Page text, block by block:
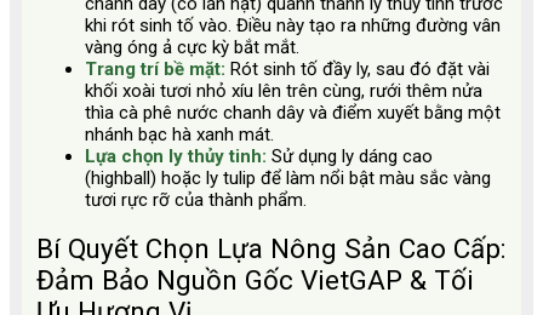
khi rót sinh tố vào. Điều này tạo ra những đường vân
vàng óng ả cực kỳ bắt mắt.
Trang trí bề mặt: Rót sinh tố đầy ly, sau đó đặt vài
khối xoài tươi nhỏ xíu lên trên cùng, rưới thêm nửa
thìa cà phê nước chanh dây và điểm xuyết bằng một
nhánh bạc hà xanh mát.
Lựa chọn ly thủy tinh: Sử dụng ly dáng cao
(highball) hoặc ly tulip để làm nổi bật màu sắc vàng
tươi rực rỡ của thành phẩm.
Bí Quyết Chọn Lựa Nông Sản Cao Cấp:
Đảm Bảo Nguồn Gốc VietGAP & Tối